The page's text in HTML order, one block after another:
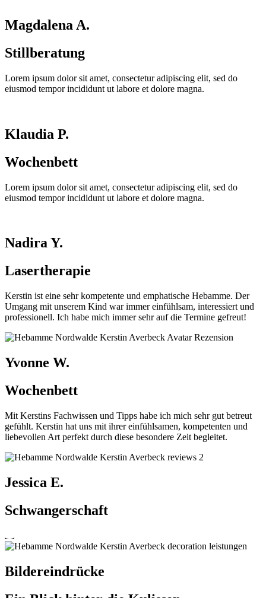
Magdalena A.
Stillberatung
Lorem ipsum dolor sit amet, consectetur adipiscing elit, sed do
eiusmod tempor incididunt ut labore et dolore magna.
Klaudia P.
Wochenbett
Lorem ipsum dolor sit amet, consectetur adipiscing elit, sed do
eiusmod tempor incididunt ut labore et dolore magna.
Nadira Y.
Lasertherapie
Kerstin ist eine sehr kompetente und emphatische Hebamme. Der
Umgang mit unserem Kind war immer einfühlsam, interessiert und
professionell. Ich habe mich immer sehr auf die Termine gefreut!
Yvonne W.
Wochenbett
Mit Kerstins Fachwissen und Tipps habe ich mich sehr gut betreut
gefühlt. Kerstin hat uns mit ihrer einfühlsamen, kompetenten und
liebevollen Art perfekt durch diese besondere Zeit begleitet.
Jessica E.
Schwangerschaft
Bildereindrücke